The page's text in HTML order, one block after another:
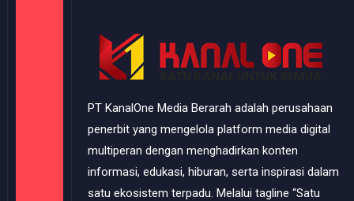
PT KanalOne Media Berarah adalah perusahaan
penerbit yang mengelola platform media digital
multiperan dengan menghadirkan konten
informasi, edukasi, hiburan, serta inspirasi dalam
satu ekosistem terpadu. Melalui tagline “Satu